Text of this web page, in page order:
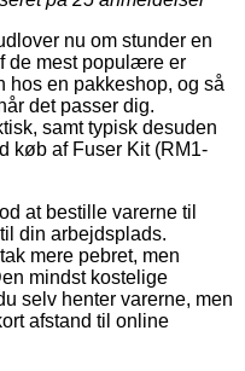
nu om stunder en
de mest populære er
hos en pakkeshop, og så
det passer dig.
samt typisk desuden
køb af Fuser Kit (RM1-
at bestille varerne til
din arbejdsplads.
mere pebret, men
mindst kostelige
selv henter varerne, men
afstand til online